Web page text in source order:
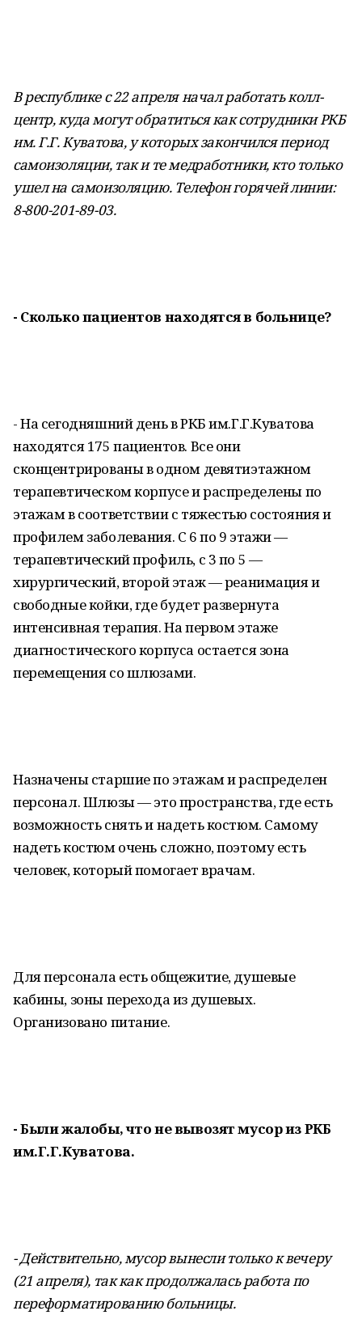
В республике с 22 апреля начал работать колл-
центр, куда могут обратиться как сотрудники РКБ
им. Г.Г. Куватова, у которых закончился период
самоизоляции, так и те медработники, кто только
ушел на самоизоляцию. Телефон горячей линии:
8-800-201-89-03.
- Сколько пациентов находятся в больнице?
- На сегодняшний день в РКБ им.Г.Г.Куватова
находятся 175 пациентов. Все они
сконцентрированы в одном девятиэтажном
терапевтическом корпусе и распределены по
этажам в соответствии с тяжестью состояния и
профилем заболевания. С 6 по 9 этажи —
терапевтический профиль, с 3 по 5 —
хирургический, второй этаж — реанимация и
свободные койки, где будет развернута
интенсивная терапия. На первом этаже
диагностического корпуса остается зона
перемещения со шлюзами.
Назначены старшие по этажам и распределен
персонал. Шлюзы — это пространства, где есть
возможность снять и надеть костюм. Самому
надеть костюм очень сложно, поэтому есть
человек, который помогает врачам.
Для персонала есть общежитие, душевые
кабины, зоны перехода из душевых.
Организовано питание.
- Были жалобы, что не вывозят мусор из РКБ
им.Г.Г.Куватова.
- Действительно, мусор вынесли только к вечеру
(21 апреля), так как продолжалась работа по
переформатированию больницы.